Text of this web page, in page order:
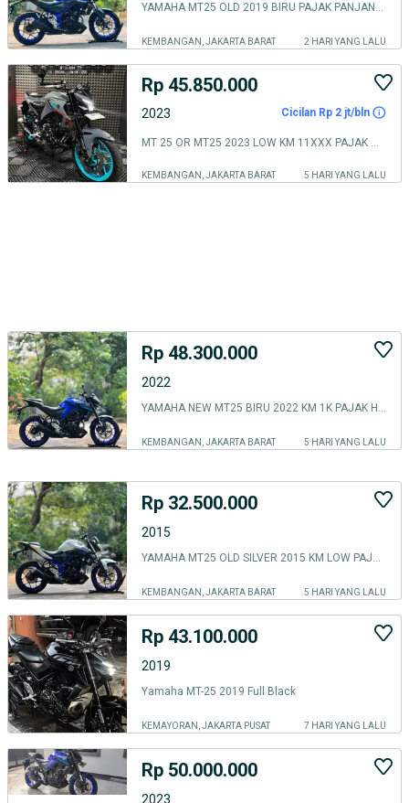
YAMAHA MT25 OLD 2019 BIRU PAJAK PANJANG SIAP RIDING
KEMBANGAN, JAKARTA BARAT 2 HARI YANG LALU
Rp 45.850.000
2023 Cicilan Rp 2 jt/bln
KEMBANGAN, JAKARTA BARAT 5 HARI YANG LALU
Rp 48.300.000
2022
YAMAHA NEW MT25 BIRU 2022 KM 1K PAJAK HIDUP SIAP TOURING
KEMBANGAN, JAKARTA BARAT 5 HARI YANG LALU
Rp 32.500.000
2015
YAMAHA MT25 OLD SILVER 2015 KM LOW PAJAK PANJANG SIAP GAS
KEMBANGAN, JAKARTA BARAT 5 HARI YANG LALU
Rp 43.100.000
2019
Yamaha MT-25 2019 Full Black
KEMAYORAN, JAKARTA PUSAT 7 HARI YANG LALU
Rp 50.000.000
2023